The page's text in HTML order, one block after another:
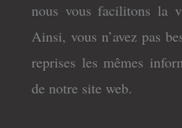
nous vous facilitons la
Ainsi, vous n’avez pas
reprises les mêmes
de notre site web.